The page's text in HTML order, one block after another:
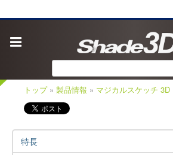
トップ» 製品情報 » マジカルスケッチ 3D
特長